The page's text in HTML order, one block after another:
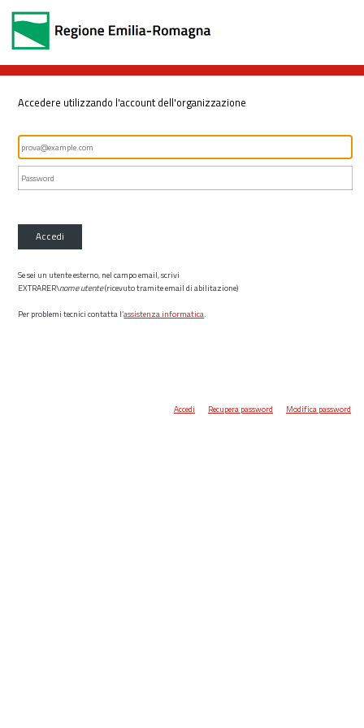
Accedere utilizzando l'account dell'organizzazione
Accedi
Se sei un utente esterno, nel campo email, scrivi
EXTRARER\nome utente(ricevuto tramite email di abilitazione)
Per problemi tecnici contatta l’assistenza informatica.
Accedi Recupera password Modifica password